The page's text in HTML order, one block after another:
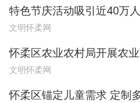
特色节庆活动吸引近40万
文明怀柔网
怀柔区农业农村局开展农
文明怀柔网
怀柔区锚定儿童需求 定制